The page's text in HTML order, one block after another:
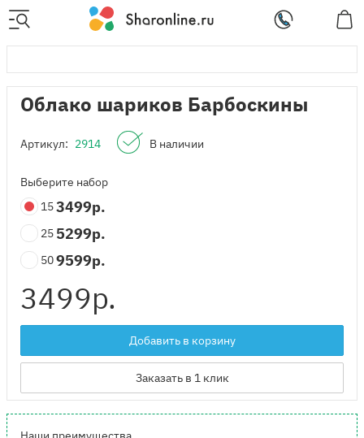
Облако шариков Барбоскины
Артикул: 2914 В наличии
Выберите набор
153499р.
25 5299р.
509599р.
3499р.
Добавить в корзину
Заказать в 1 клик